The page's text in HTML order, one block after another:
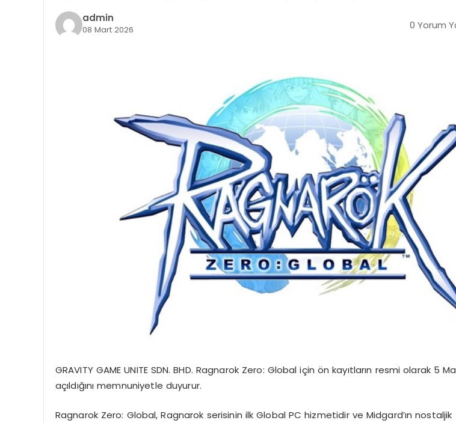
admin
08 Mart 2026 0 Yorum
GRAVITY GAME UNITE SDN. BHD. Ragnarok Zero: Global için ön kayıtların resmi olarak 5
açıldığını memnuniyetle duyurur.
Ragnarok Zero: Global, Ragnarok serisinin ilk Global PC hizmetidirve Midgard’ın nostaljik